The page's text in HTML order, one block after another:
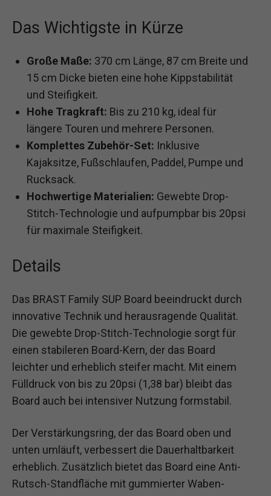
Das Wichtigste in Kürze
Große Maße: 370 cm Länge, 87 cm Breite und
15 cm Dicke bieten eine hohe Kippstabilität
und Steifigkeit.
Hohe Tragkraft: Bis zu 210 kg, ideal für
längere Touren und mehrere Personen.
Komplettes Zubehör-Set: Inklusive
Kajaksitze, Fußschlaufen, Paddel, Pumpe und
Rucksack.
Hochwertige Materialien: Gewebte Drop-
Stitch-Technologie und aufpumpbar bis 20psi
für maximale Steifigkeit.
Details
Das BRAST Family SUP Board beeindruckt durch
innovative Technik und herausragende Qualität.
Die gewebte Drop-Stitch-Technologie sorgt für
einen stabileren Board-Kern, der das Board
leichter und erheblich steifer macht. Mit einem
Fülldruck von bis zu 20psi (1,38 bar) bleibt das
Board auch bei intensiver Nutzung formstabil.
Der Verstärkungsring, der das Board oben und
unten umläuft, verbessert die Dauerhaltbarkeit
erheblich. Zusätzlich bietet das Board eine Anti-
Rutsch-Standfläche mit gummierter Waben-